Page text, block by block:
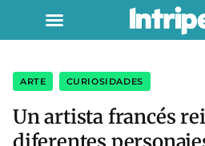
ARTE CURIOSIDADES
Un artista francés